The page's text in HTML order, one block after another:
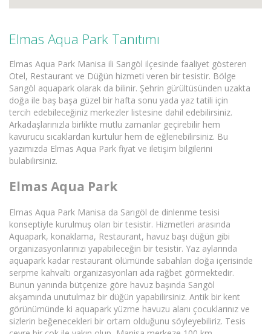
Elmas Aqua Park Tanıtımı
Elmas Aqua Park Manisa ili Sarıgöl ilçesinde faaliyet gösteren
Otel, Restaurant ve Düğün hizmeti veren bir tesistir. Bölge
Sarıgöl aquapark olarak da bilinir. Şehrin gürültüsünden uzakta
doğa ile baş başa güzel bir hafta sonu yada yaz tatili için
tercih edebileceğiniz merkezler listesine dahil edebilirsiniz.
Arkadaşlarınızla birlikte mutlu zamanlar geçirebilir hem
kavurucu sıcaklardan kurtulur hem de eğlenebilirsiniz. Bu
yazımızda Elmas Aqua Park fiyat ve iletişim bilgilerini
bulabilirsiniz.
Elmas Aqua Park
Elmas Aqua Park Manisa da Sarıgöl de dinlenme tesisi
konseptiyle kurulmuş olan bir tesistir. Hizmetleri arasında
Aquapark, konaklama, Restaurant, havuz başı düğün gibi
organizasyonlarınızı yapabileceğin bir tesistir. Yaz aylarında
aquapark kadar restaurant ölümünde sabahları doğa içerisinde
serpme kahvaltı organizasyonları ada rağbet görmektedir.
Bunun yanında bütçenize göre havuz başında Sarıgöl
akşamında unutulmaz bir düğün yapabilirsiniz. Antik bir kent
görünümünde ki aquapark yüzme havuzu alanı çocuklarınız ve
sizlerin beğenecekleri bir ortam olduğunu söyleyebiliriz. Tesis